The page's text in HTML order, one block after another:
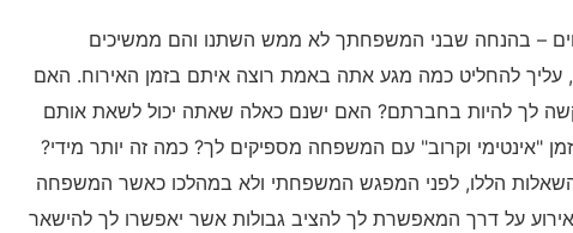
– בהנחה שבני המשפחתך לא ממש השתנו והם ממשיכים
עליך להחליט כמה מגע אתה באמת רוצה איתם בזמן האירוח. האם
לך להיות בחברתם? האם ישנם כאלה שאתה יכול לשאת אותם
"אינטימי וקרוב" עם המשפחה מספיקים לך? כמה זה יותר מידי?
הללו, לפני המפגש המשפחתי ולא במהלכו כאשר המשפחה
על דרך המאפשרת לך להציב גבולות אשר יאפשרו לך להישאר